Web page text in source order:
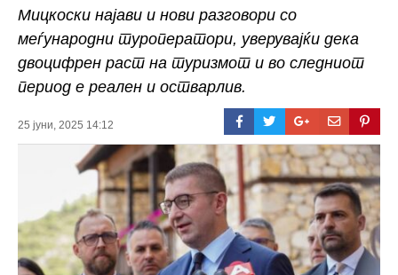
Мицкоски најави и нови разговори со
меѓународни туроператори, уверувајќи дека
двоцифрен раст на туризмот и во следниот
период е реален и остварлив.
25 јуни, 2025 14:12